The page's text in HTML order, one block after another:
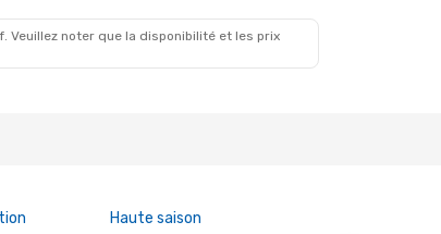
noter que la disponibilité et les prix
Haute saison